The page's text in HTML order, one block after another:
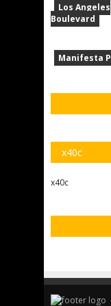
Los Angeles
Boulevard
Manifesta
x40c
x40c